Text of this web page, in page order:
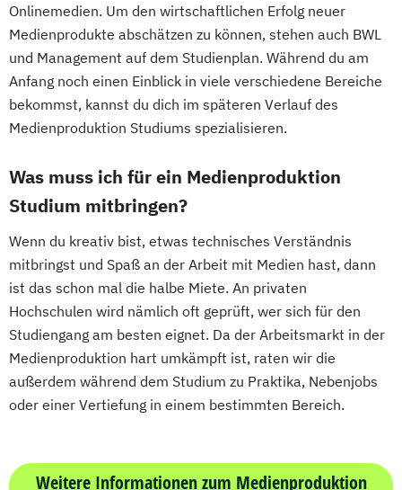
Onlinemedien. Um den wirtschaftlichen Erfolg neuer
Medienprodukte abschätzen zu können, stehen auch BWL
und Management auf dem Studienplan. Während du am
Anfang noch einen Einblick in viele verschiedene Bereiche
bekommst, kannst du dich im späteren Verlauf des
Medienproduktion Studiums spezialisieren.
Was muss ich für ein Medienproduktion
Studium mitbringen?
Wenn du kreativ bist, etwas technisches Verständnis
mitbringst und Spaß an der Arbeit mit Medien hast, dann
ist das schon mal die halbe Miete. An privaten
Hochschulen wird nämlich oft geprüft, wer sich für den
Studiengang am besten eignet. Da der Arbeitsmarkt in der
Medienproduktion hart umkämpft ist, raten wir die
außerdem während dem Studium zu Praktika, Nebenjobs
oder einer Vertiefung in einem bestimmten Bereich.
Weitere Informationen zum Medienproduktion